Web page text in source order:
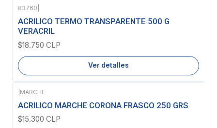
Agotado
83760
ACRILICO TERMO TRANSPARENTE 500 G
VERACRIL
$18.750 CLP
Ver detalles
MARCHE
ACRILICO MARCHE CORONA FRASCO 250 GRS
$15.300 CLP